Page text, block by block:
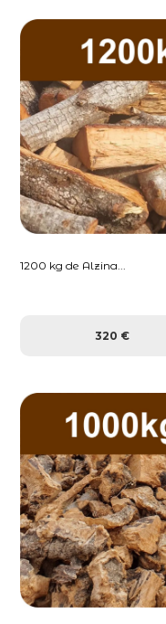
1200 kg de Alzina...
320 €